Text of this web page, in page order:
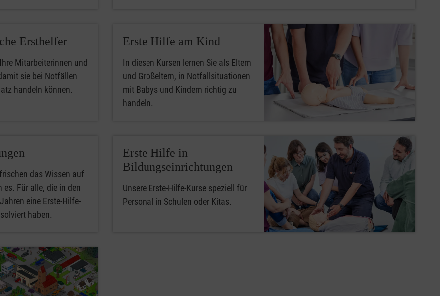
Ersthelfer
Mitarbeiterinnen und
sie bei Notfällen
handeln können.
Erste Hilfe am Kind
In diesen Kursen lernen Sie als Eltern
und Großeltern, in Notfallsituationen
mit Babys und Kindern richtig zu
handeln.
das Wissen auf
es. Für alle, die in den
eine Erste-Hilfe-
haben.
Erste Hilfe in
Bildungseinrichtungen
Unsere Erste-Hilfe-Kurse speziell für
Personal in Schulen oder Kitas.